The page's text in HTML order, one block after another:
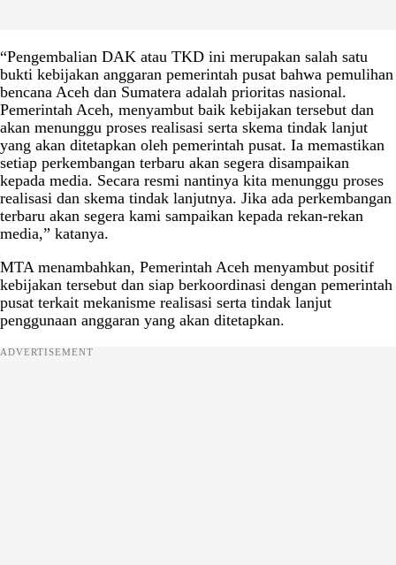
“Pengembalian DAK atau TKD ini merupakan salah satu
bukti kebijakan anggaran pemerintah pusat bahwa pemulihan
bencana Aceh dan Sumatera adalah prioritas nasional.
Pemerintah Aceh, menyambut baik kebijakan tersebut dan
akan menunggu proses realisasi serta skema tindak lanjut
yang akan ditetapkan oleh pemerintah pusat. Ia memastikan
setiap perkembangan terbaru akan segera disampaikan
kepada media. Secara resmi nantinya kita menunggu proses
realisasi dan skema tindak lanjutnya. Jika ada perkembangan
terbaru akan segera kami sampaikan kepada rekan-rekan
media,” katanya.
MTA menambahkan, Pemerintah Aceh menyambut positif
kebijakan tersebut dan siap berkoordinasi dengan pemerintah
pusat terkait mekanisme realisasi serta tindak lanjut
penggunaan anggaran yang akan ditetapkan.
ADVERTISEMENT